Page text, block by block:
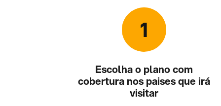
1
Escolha o plano com
cobertura nos paises que irá
visitar